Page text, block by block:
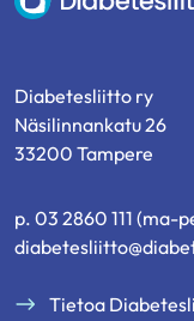
Diabetesliitto ry
Näsilinnankatu 26
33200 Tampere
p. 03 2860 111 (ma-
Tietoa